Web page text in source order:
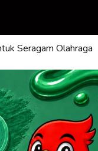
Seragam Olahraga